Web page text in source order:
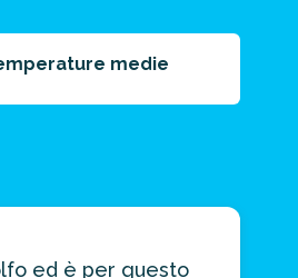
medie
ed è per questo